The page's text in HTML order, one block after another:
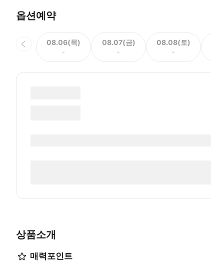
옵션예약
08.06(목)
-
08.07(금)
-
08.08(토)
-
상품소개
매력포인트